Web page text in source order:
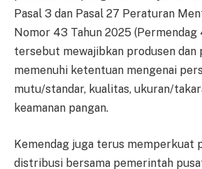
Pasal 3 dan Pasal 27 Pe­ra­turan
No­mor 43 Tahun 2025
tersebut me­wajibkan produsen dan
memenuhi ketentuan me­ng­enai
mutu/stan­dar, kualitas, ukuran/
keamanan pangan.
Kemendag juga terus mem­per­kuat
distribusi ber­sama pemerintah